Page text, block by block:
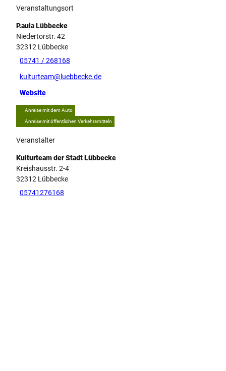
Veranstaltungsort
P.aula Lübbecke
Niedertorstr. 42
32312 Lübbecke
05741 / 268168
kulturteam@luebbecke.de
Website
Anreise mit dem Auto
Anreise mit öffentlichen Verkehrsmitteln
Veranstalter
Kulturteam der Stadt Lübbecke
Kreishausstr. 2-4
32312 Lübbecke
05741276168